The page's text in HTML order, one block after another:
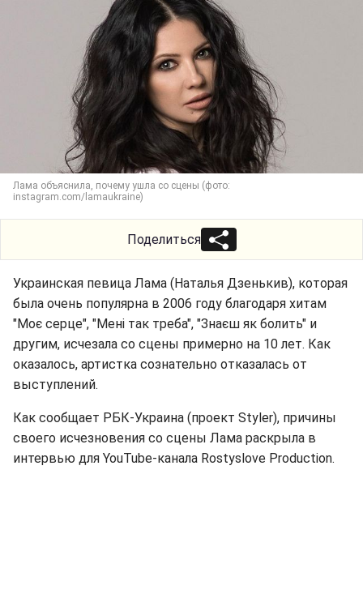
Лама объяснила, почему ушла со сцены (фото:
instagram.com/lamaukraine)
Поделиться
Украинская певица Лама (Наталья Дзенькив), которая
была очень популярна в 2006 году благодаря хитам
"Моє серце", "Мені так треба", "Знаєш як болить" и
другим, исчезала со сцены примерно на 10 лет. Как
оказалось, артистка сознательно отказалась от
выступлений.
Как сообщает РБК-Украина (проект Styler), причины
своего исчезновения со сцены Лама раскрыла в
интервью для YouTube-канала Rostyslove Production.